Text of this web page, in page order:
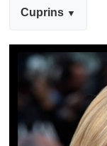
Cuprins